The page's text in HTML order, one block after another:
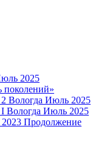
2025
поколений»
Вологда Июль 2025
Вологда Июль 2025
Продолжение